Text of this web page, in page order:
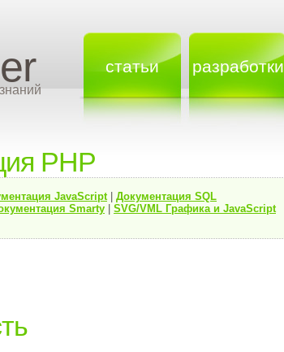
статьи разработки
PHP
JavaScript| Документация SQL
Smarty
SVG/VML Графика и JavaScript